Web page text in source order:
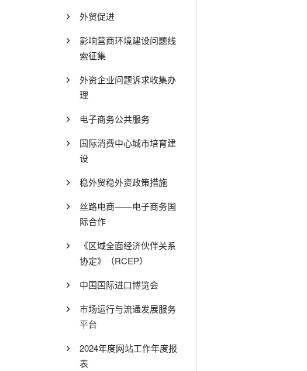
外贸促进
影响营商环境建设问题线
索征集
外资企业问题诉求收集办
理
电子商务公共服务
国际消费中心城市培育建
设
稳外贸稳外资政策措施
丝路电商——电子商务国
际合作
《区域全面经济伙伴关系
协定》（RCEP）
中国国际进口博览会
市场运行与流通发展服务
平台
2024年度网站工作年度报
表